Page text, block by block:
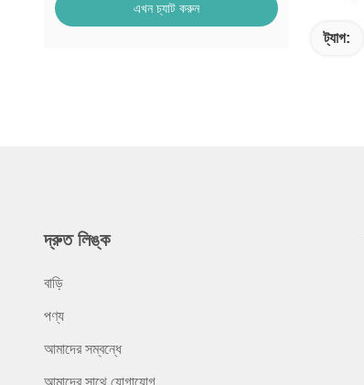
এখন চ্যাট করুন
ট্যাগ:
দ্রুত লিঙ্ক
বাড়ি
পণ্য
আমাদের সম্বন্ধে
আমাদের সাথে যোগাযোগ